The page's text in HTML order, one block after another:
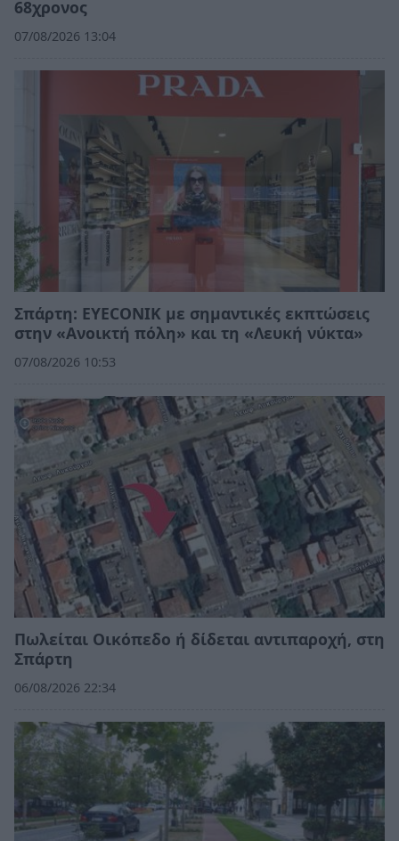
68χρονος
07/08/2026 13:04
Σπάρτη: EYECONIK με σημαντικές εκπτώσεις
στην «Ανοικτή πόλη» και τη «Λευκή νύκτα»
07/08/2026 10:53
Πωλείται Οικόπεδο ή δίδεται αντιπαροχή, στη
Σπάρτη
06/08/2026 22:34